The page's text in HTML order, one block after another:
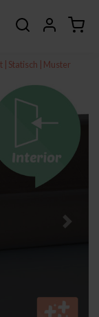
| Statisch | Muster
Weiter